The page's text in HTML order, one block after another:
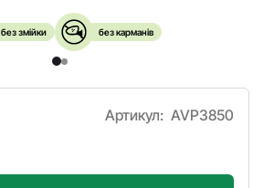
без змійки без карманів
Артикул: AVP3850